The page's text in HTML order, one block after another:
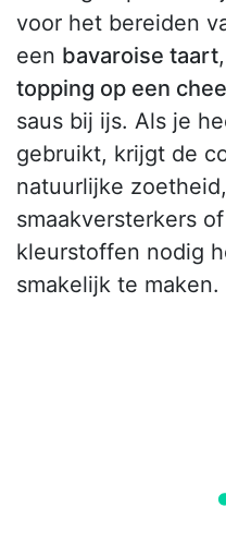
voor het bereiden
een bavaroise taart
topping op een
saus bij ijs. Als je
gebruikt, krijgt de
natuurlijke
smaakversterkers
kleurstoffen nodig
smakelijk te maken.